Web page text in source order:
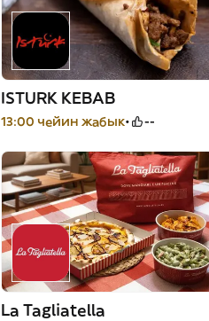
ISTURK KEBAB
13:00 чейин жабык --
La Tagliatella